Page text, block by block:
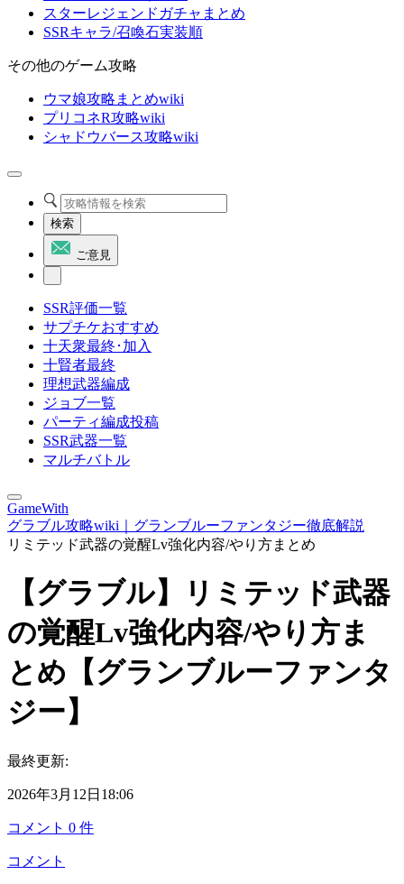
スターレジェンドガチャまとめ
SSRキャラ/召喚石実装順
その他のゲーム攻略
ウマ娘攻略まとめwiki
プリコネR攻略wiki
シャドウバース攻略wiki
検索
ご意見
SSR評価一覧
サプチケおすすめ
十天衆最終･加入
十賢者最終
理想武器編成
ジョブ一覧
パーティ編成投稿
SSR武器一覧
マルチバトル
GameWith
グラブル攻略wiki｜グランブルーファンタジー徹底解説
リミテッド武器の覚醒Lv強化内容/やり方まとめ
【グラブル】リミテッド武器
の覚醒Lv強化内容/やり方ま
とめ【グランブルーファンタ
ジー】
最終更新:
2026年3月12日18:06
コメント 0 件
コメント